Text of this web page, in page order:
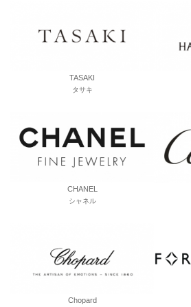
TASAKI
タサキ
CHANEL
シャネル
Chopard